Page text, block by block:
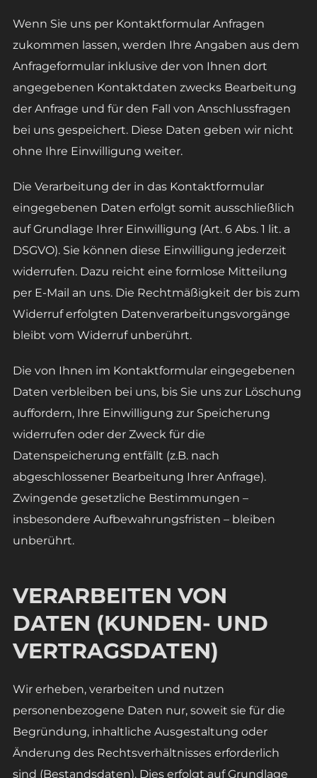
Wenn Sie uns per Kontaktformular Anfragen
zukommen lassen, werden Ihre Angaben aus dem
Anfrageformular inklusive der von Ihnen dort
angegebenen Kontaktdaten zwecks Bearbeitung
der Anfrage und für den Fall von Anschlussfragen
bei uns gespeichert. Diese Daten geben wir nicht
ohne Ihre Einwilligung weiter.
Die Verarbeitung der in das Kontaktformular
eingegebenen Daten erfolgt somit ausschließlich
auf Grundlage Ihrer Einwilligung (Art. 6 Abs. 1 lit. a
DSGVO). Sie können diese Einwilligung jederzeit
widerrufen. Dazu reicht eine formlose Mitteilung
per E-Mail an uns. Die Rechtmäßigkeit der bis zum
Widerruf erfolgten Datenverarbeitungsvorgänge
bleibt vom Widerruf unberührt.
Die von Ihnen im Kontaktformular eingegebenen
Daten verbleiben bei uns, bis Sie uns zur Löschung
auffordern, Ihre Einwilligung zur Speicherung
widerrufen oder der Zweck für die
Datenspeicherung entfällt (z.B. nach
abgeschlossener Bearbeitung Ihrer Anfrage).
Zwingende gesetzliche Bestimmungen –
insbesondere Aufbewahrungsfristen – bleiben
unberührt.
VERARBEITEN VON
DATEN (KUNDEN- UND
VERTRAGSDATEN)
Wir erheben, verarbeiten und nutzen
personenbezogene Daten nur, soweit sie für die
Begründung, inhaltliche Ausgestaltung oder
Änderung des Rechtsverhältnisses erforderlich
sind (Bestandsdaten). Dies erfolgt auf Grundlage